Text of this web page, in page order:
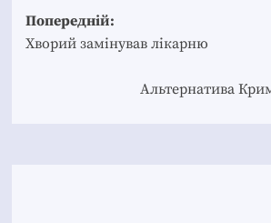
Post
navigation
Попередній:
Хворий замінував лікарню
Альтернатива